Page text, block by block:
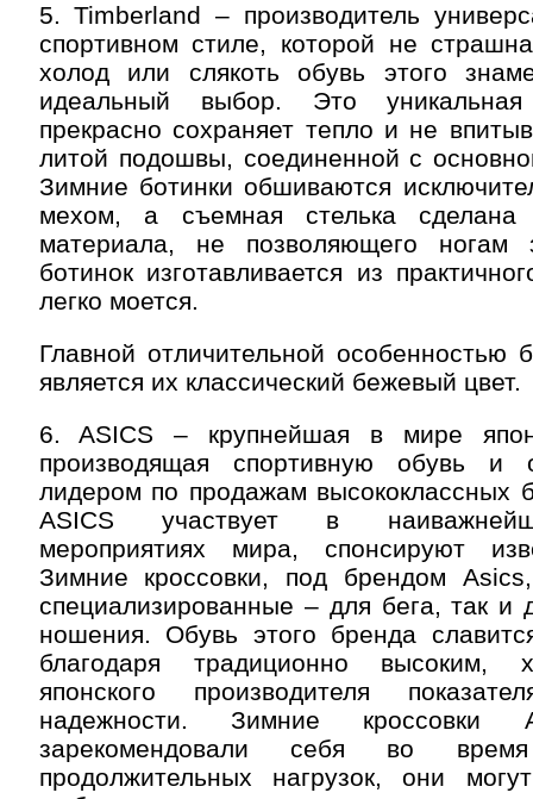
5. Timberland – производитель
спортивном стиле, которой не
холод или слякоть обувь этого
идеальный выбор. Это
прекрасно сохраняет тепло и не
литой подошвы, соединенной с
Зимние ботинки обшиваются
мехом, а съемная стелька сделана
материала, не позволяющего ногам
ботинок изготавливается из
легко моется.
Главной отличительной особенностью
является их классический бежевый цвет.
6. ASICS – крупнейшая в мире
производящая спортивную обувь и
лидером по продажам высококлассных
ASICS участвует в
мероприятиях мира, спонсируют
Зимние кроссовки, под брендом
специализированные – для бега, так и
ношения. Обувь этого бренда
благодаря традиционно высоким,
японского производителя
надежности. Зимние кроссовки
зарекомендовали себя во
продолжительных нагрузок, они